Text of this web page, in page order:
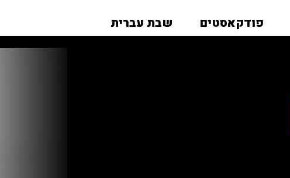
פודקאסטים שבת עברית